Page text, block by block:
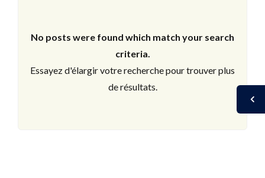
No posts were found which match your search
criteria.
Essayez d'élargir votre recherche pour trouver plus
de résultats.